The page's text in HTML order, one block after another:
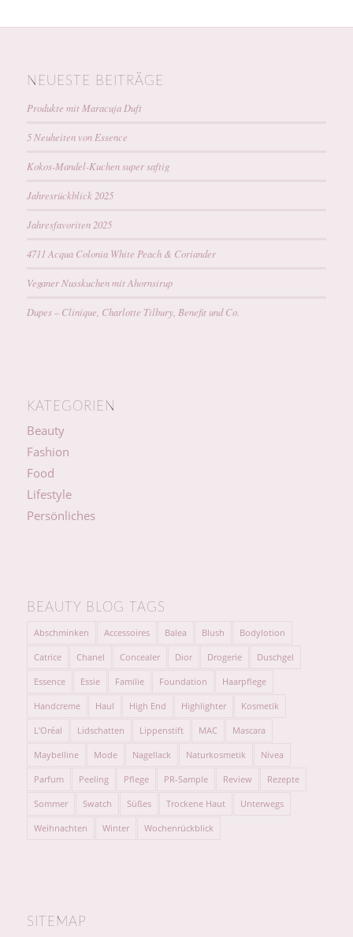
NEUESTE BEITRÄGE
Produkte mit Maracuja Duft
5 Neuheiten von Essence
Kokos-Mandel-Kuchen super saftig
Jahresrückblick 2025
Jahresfavoriten 2025
4711 Acqua Colonia White Peach & Coriander
Veganer Nusskuchen mit Ahornsirup
Dupes – Clinique, Charlotte Tilbury, Benefit und Co.
KATEGORIEN
Beauty
Fashion
Food
Lifestyle
Persönliches
BEAUTY BLOG TAGS
Abschminken Accessoires Balea Blush Bodylotion
Catrice Chanel Concealer Dior Drogerie Duschgel
Essence Essie Familie Foundation Haarpflege
Handcreme Haul High End Highlighter Kosmetik
L'Oréal Lidschatten Lippenstift MAC Mascara
Maybelline Mode Nagellack Naturkosmetik Nivea
Parfum Peeling Pflege PR-Sample Review Rezepte
Sommer Swatch Süßes Trockene Haut Unterwegs
Weihnachten Winter Wochenrückblick
SITEMAP